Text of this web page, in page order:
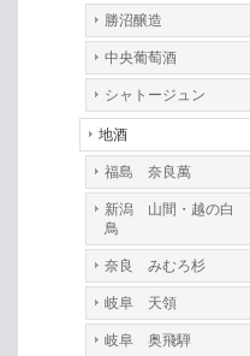
勝沼醸造
中央葡萄酒
シャトージュン
地酒
福島 奈良萬
新潟 山間・越の白
鳥
奈良 みむろ杉
岐阜 天領
岐阜 奥飛騨